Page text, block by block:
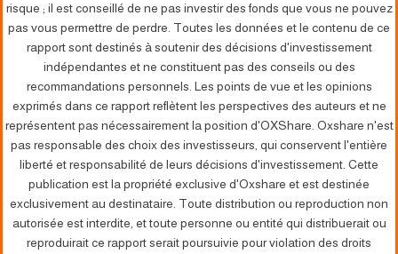
risque ; il est conseillé de ne pas investir des fonds que vous ne pouvez
pas vous permettre de perdre. Toutes les données et le contenu de ce
rapport sont destinés à soutenir des décisions d'investissement
indépendantes et ne constituent pas des conseils ou des
recommandations personnels. Les points de vue et les opinions
exprimés dans ce rapport reflètent les perspectives des auteurs et ne
représentent pas nécessairement la position d'OXShare. Oxshare n'est
pas responsable des choix des investisseurs, qui conservent l'entière
liberté et responsabilité de leurs décisions d'investissement. Cette
publication est la propriété exclusive d'Oxshare et est destinée
exclusivement au destinataire. Toute distribution ou reproduction non
autorisée est interdite, et toute personne ou entité qui distribuerait ou
reproduirait ce rapport serait poursuivie pour violation des droits